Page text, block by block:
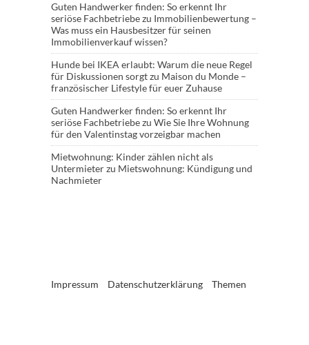
Guten Handwerker finden: So erkennt Ihr
seriöse Fachbetriebezu Immobilienbewertung –
Was muss ein Hausbesitzer für seinen
Immobilienverkauf wissen?
Hunde bei IKEA erlaubt: Warum die neue Regel
für Diskussionen sorgtzu Maison du Monde –
französischer Lifestyle für euer Zuhause
Guten Handwerker finden: So erkennt Ihr
seriöse Fachbetriebezu Wie Sie Ihre Wohnung
für den Valentinstag vorzeigbar machen
Mietwohnung: Kinder zählen nicht als
Untermieterzu Mietswohnung: Kündigung und
Nachmieter
Impressum Datenschutzerklärung Themen